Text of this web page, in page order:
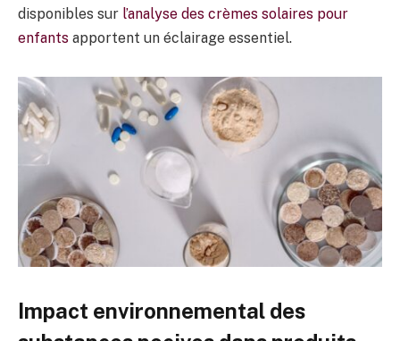
disponibles sur l’analyse des crèmes solaires pour
enfants apportent un éclairage essentiel.
Impact environnemental des